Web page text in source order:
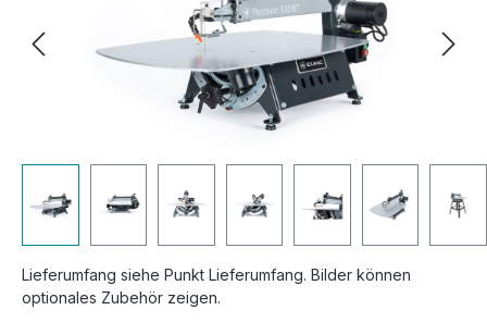
Lieferumfang siehe Punkt Lieferumfang. Bilder können
optionales Zubehör zeigen.